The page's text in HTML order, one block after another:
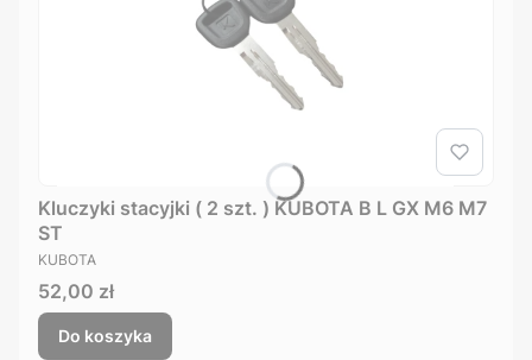
Kluczyki stacyjki ( 2 szt. ) KUBOTA B L GX M6 M7
ST
PRODUCENT
KUBOTA
Cena
52,00 zł
Do koszyka